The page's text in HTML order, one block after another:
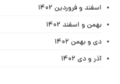
اسفند و فروردین ۱۴۰۲
بهمن و اسفند ۱۴۰۲
دی و بهمن ۱۴۰۲
آذر و دی ۱۴۰۲